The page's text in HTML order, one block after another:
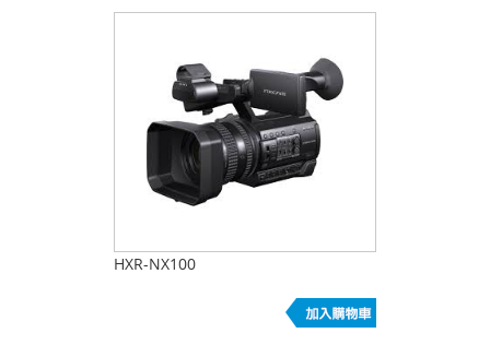
HXR-NX100